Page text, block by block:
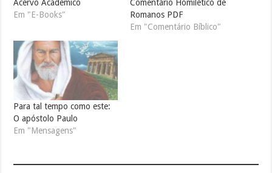
Acervo Acadêmico
Em "E-Books"
Comentário Homilético de
Romanos PDF
Em "Comentário Bíblico"
Para tal tempo como este:
O apóstolo Paulo
Em "Mensagens"